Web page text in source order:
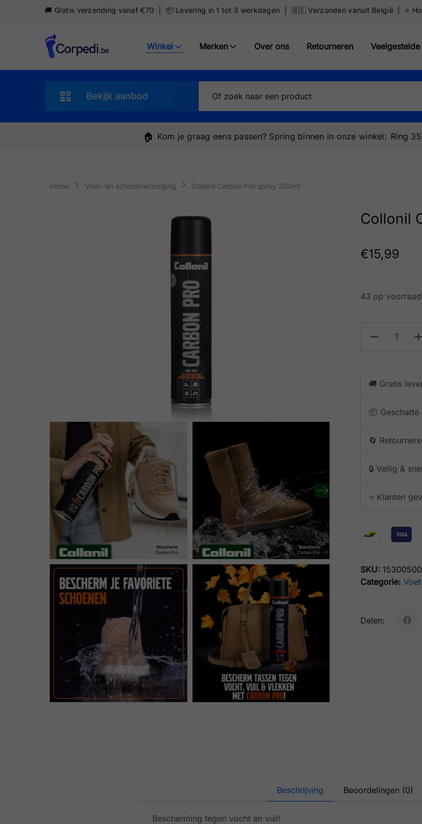
🚚 Gratis verzending vanaf €70 | 📦 Levering in 1 tot 3 werkdagen | 🇧🇪 Verzonden vanuit België | ⭐️
Corpedi Winkel Merken Over ons Retourneren
Bekijk aanbod
🏠 Kom je graag eens passen? Spring binnen in onze winkel: Ring
Home Voet- en schoenverzorging Collonil Carbon Pro spray 300ml
Collonil
€15,99
43 op voorraad
🚚 Gratis
📦
🔄
🔒 Veilig &
⭐️ Klanten
SKU: 15300500
Categorie:
Delen:
Beschrijving Beoordelingen (0)
Bescherming tegen vocht en vuil!